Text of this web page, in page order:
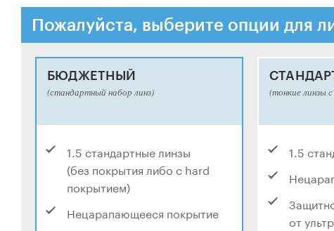
Пожалуйста, выберите опции для
БЮДЖЕТНЫЙ
(стандартный набор линз)
1.5 стандартные линзы
(без покрытия либо с hard
покрытием)
Нецарапающееся покрытие
(тонкие линзы
1.5
от